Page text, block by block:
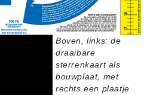
Boven, links: de
draaibare
sterrenkaart als
bouwplaat, met
rechts een plaatje